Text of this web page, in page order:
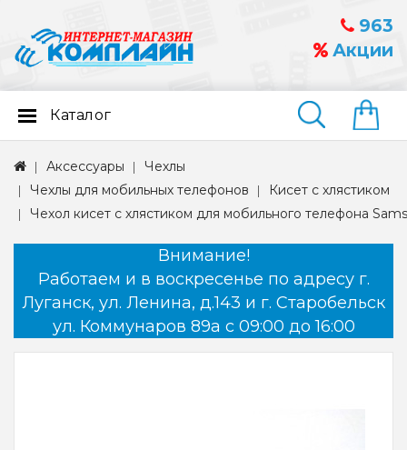
963
Акции
Найти
Каталог
Аксессуары
Чехлы
Чехлы для мобильных телефонов
Кисет с хлястиком
Чехол кисет с хлястиком для мобильного телефона
Внимание!
Работаем и в воскресенье по адресу г.
Луганск, ул. Ленина, д.143 и г. Старобельск
ул. Коммунаров 89а с 09:00 до 16:00